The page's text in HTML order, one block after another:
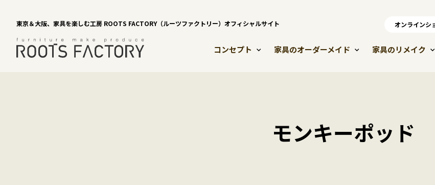
東京＆大阪、家具を楽しむ工房 ROOTS FACTORY（ルーツファクトリー）オフィシャルサイト
コンセプト 家具のオーダーメイド 家具のリメイク
オンラインシ
モンキーポッド